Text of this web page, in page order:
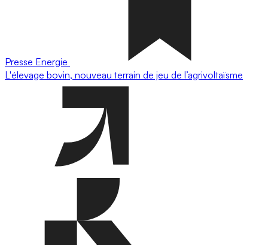
Presse Energie
L'élevage bovin, nouveau terrain de jeu de l’agrivoltaïsme